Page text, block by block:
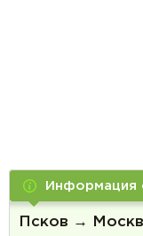
Информация
Псков →